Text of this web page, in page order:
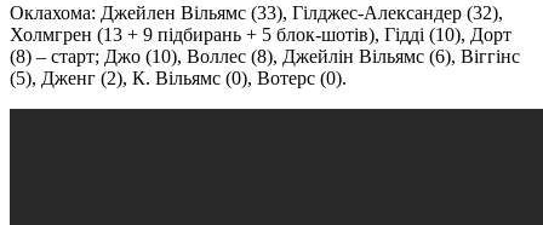
Оклахома: Джейлен Вільямс (33), Гілджес-Александер (32),
Холмгрен (13 + 9 підбирань + 5 блок-шотів), Гідді (10), Дорт
(8) – старт; Джо (10), Воллес (8), Джейлін Вільямс (6), Віггінс
(5), Дженг (2), К. Вільямс (0), Вотерс (0).